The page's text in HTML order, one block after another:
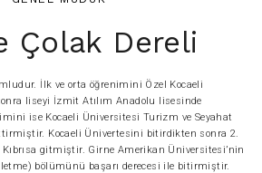
Çolak Dereli
İlk ve orta öğrenimini Özel Kocaeli
liseyi İzmit Atılım Anadolu lisesinde
ise Kocaeli Üniversitesi Turizm ve Seyahat
Kocaeli Ünivertesini bitirdikten sonra 2.
gitmiştir. Girne Amerikan Üniversitesi’nin
bölümünü başarı derecesi ile bitirmiştir.